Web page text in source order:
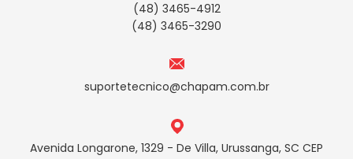
(48) 3465-4912
(48) 3465-3290
suportetecnico@chapam.com.br
Avenida Longarone, 1329 - De Villa, Urussanga, SC CEP